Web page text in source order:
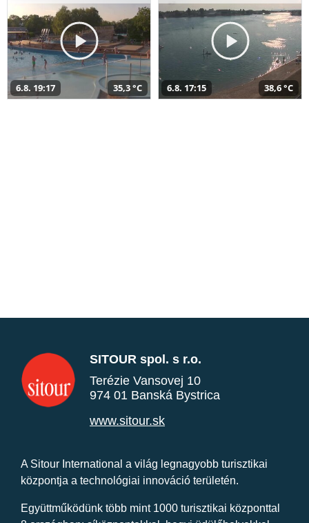
6.8. 19:17 35,3 °C 6.8. 17:15 38,6 °C
SITOUR spol. s r.o.
Terézie Vansovej 10
974 01 Banská Bystrica
www.sitour.sk
A Sitour International a világ legnagyobb turisztikai
központja a technológiai innováció területén.
Együttműködünk több mint 1000 turisztikai központtal